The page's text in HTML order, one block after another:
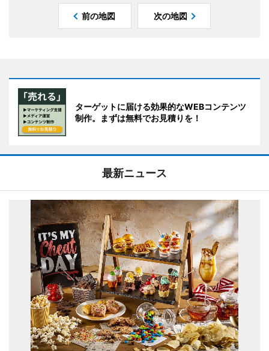
前の地図 次の地図
ターゲットに届ける効果的なWEBコンテンツ
制作。まずは無料でお見積りを！
最新ニュース